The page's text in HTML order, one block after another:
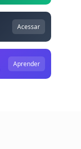
Acessar
Aprender